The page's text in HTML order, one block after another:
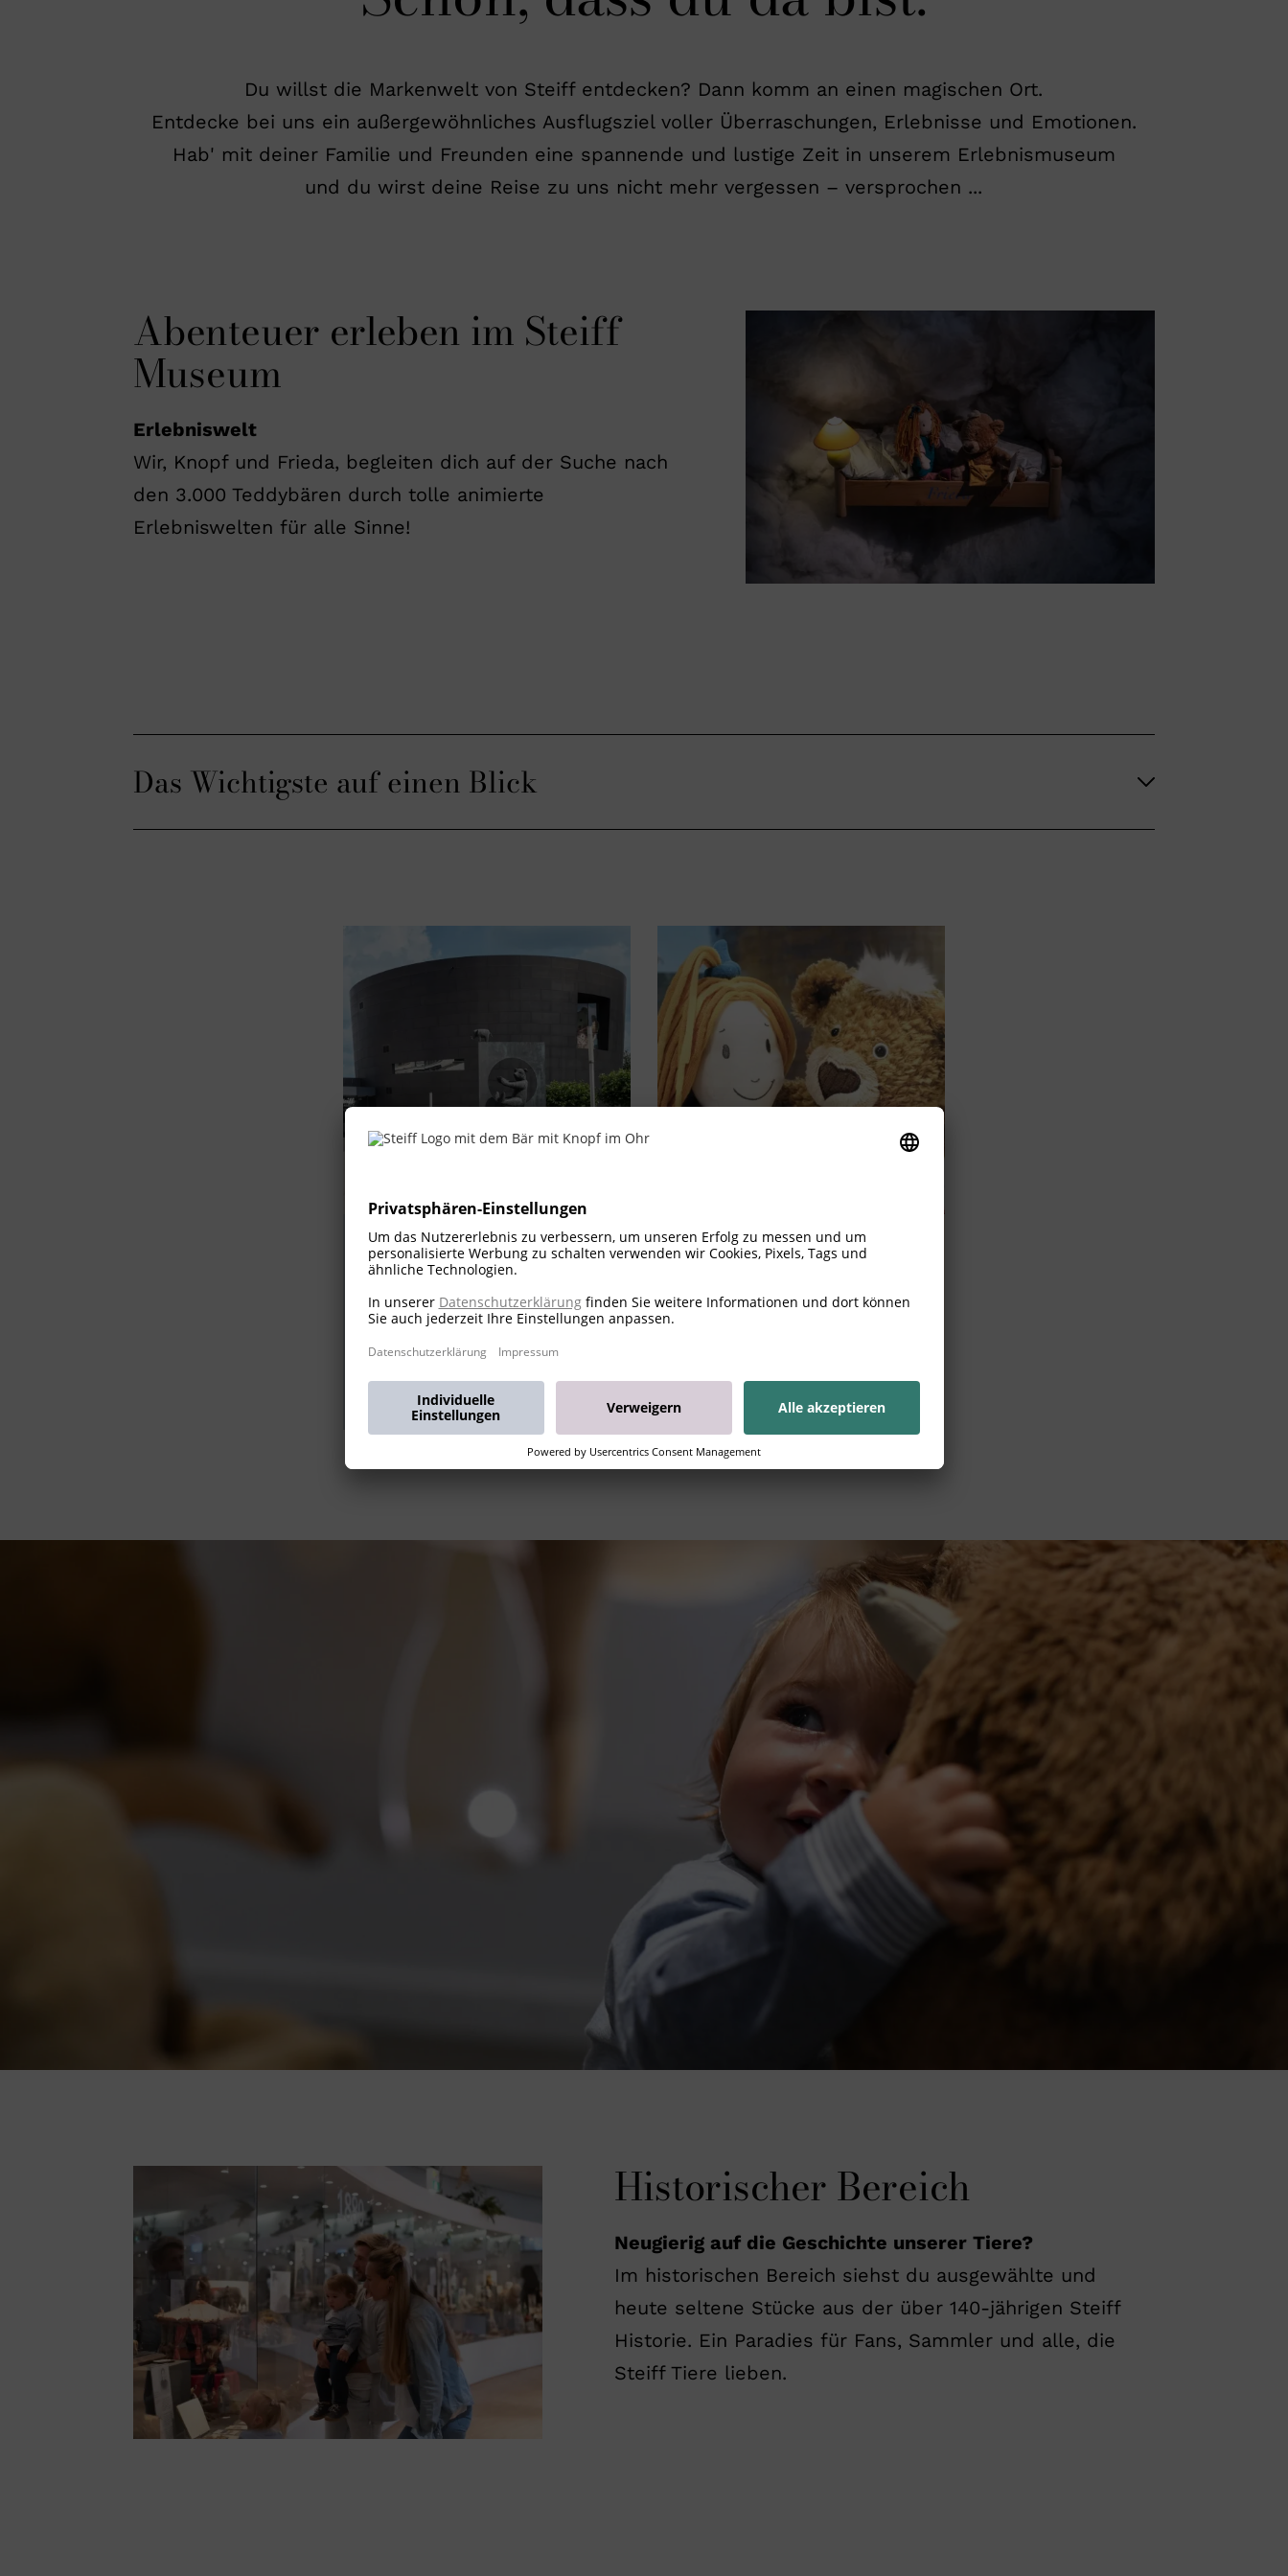
Du willst die Markenwelt von Steiff entdecken? Dann komm an einen magischen Ort.
Entdecke bei uns ein außergewöhnliches Ausflugsziel voller Überraschungen, Erlebnisse und Emotionen.
Hab' mit deiner Familie und Freunden eine spannende und lustige Zeit in unserem Erlebnismuseum
und du wirst deine Reise zu uns nicht mehr vergessen – versprochen ...
Abenteuer erleben im Steiff
Museum
Erlebniswelt
Wir, Knopf und Frieda, begleiten dich auf der Suche nach
den 3.000 Teddybären durch tolle animierte
Erlebniswelten für alle Sinne!
Das Wichtigste auf einen Blick
Tickets &
Öffnungszeiten
Mehr erfahren
Anfahrt & Kontakt
Mehr erfahren
Historischer Bereich
Neugierig auf die Geschichte unserer Tiere?
Im historischen Bereich siehst du ausgewählte und
heute seltene Stücke aus der über 140-jährigen Steiff
Historie. Ein Paradies für Fans, Sammler und alle, die
Steiff Tiere lieben.